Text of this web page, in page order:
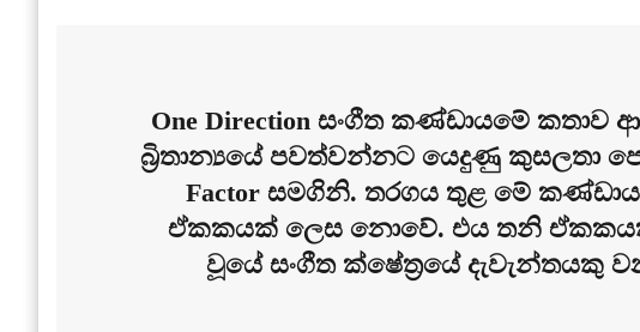
One Direction සංගීත කණ්ඩායමේ කතාව
බ්‍රිතාන්‍යයේ පවත්වන්නට යෙදුණු කුසලතා
Factor සමගිනි. තරගය තුළ මේ
ඒකකයක් ලෙස නොවේ. එය තනි
වූයේ සංගීත ක්ෂේත්‍රයේ